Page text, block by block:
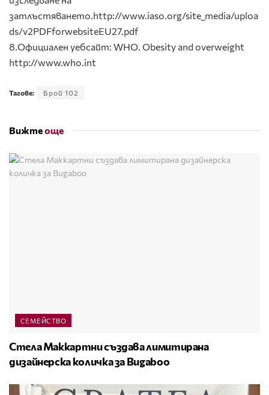
затлъстяването.http://www.iaso.org/site_media/uploa
ds/v2PDFforwebsiteEU27.pdf
8.Официален уебсайт: WHO. Obesity and overweight
http://www.who.int
Тагове: Брой 102
Вижтеоще
СЕМЕЙСТВО
Стела Маккартни създава лимитирана
дизайнерска количка за Bugaboo